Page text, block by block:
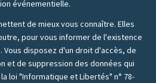
événementielle.
de mieux vous connaître. Elles
pour vous informer de l'existence
disposez d'un droit d'accès, de
et de suppression des données qui
loi "Informatique et Libertés" n° 78-